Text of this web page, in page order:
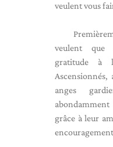
veulent vous
veulent que
gratitude à
anges
grâce à leur